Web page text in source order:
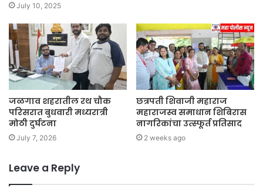
July 10, 2025
जळगाव शहरातील रथ चौक
परिसरात बुधवारी मध्यरात्री
मोठी दुर्घटना
July 7, 2026
छत्रपती शिवाजी महाराज
महाराजस्व समाधान शिबिरास
नागरिकांचा उत्स्फूर्त प्रतिसाद
2 weeks ago
Leave a Reply